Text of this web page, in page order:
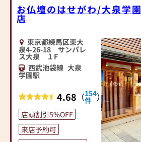
お仏壇のはせがわ/大泉学園
店
東京都練馬区東大
泉4-26-18 サンパレ
ス大泉 １F
西武池袋線 大泉
学園駅
4.68 （154
件 ）
店頭割引5%OFF
来店予約可